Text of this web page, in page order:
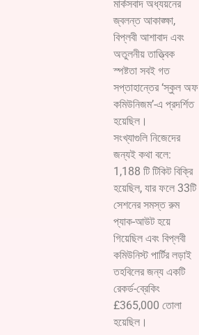
মার্কসবাদ অধ্যয়নের
জ্বলন্ত আকাঙ্ক্ষা,
বিপ্লবী আশাবাদ এবং
অতুলনীয় তাত্ত্বিক
স্পষ্টতা সবই গত
সপ্তাহান্তের ‘স্কুল অফ
কমিউনিজম’-এ প্রদর্শিত
হয়েছিল।
সংখ্যাগুলি নিজেদের
জন্যই কথা বলে:
1,188 টি টিকিট বিক্রি
হয়েছিল, যার ফলে 33টি
সেশনের সমস্ত রুম
প্যাক-আউট হয়ে
গিয়েছিল এবং বিপ্লবী
কমিউনিস্ট পার্টির লড়াই
তহবিলের জন্য একটি
রেকর্ড-ব্রেকিং
£365,000 তোলা
হয়েছিল।